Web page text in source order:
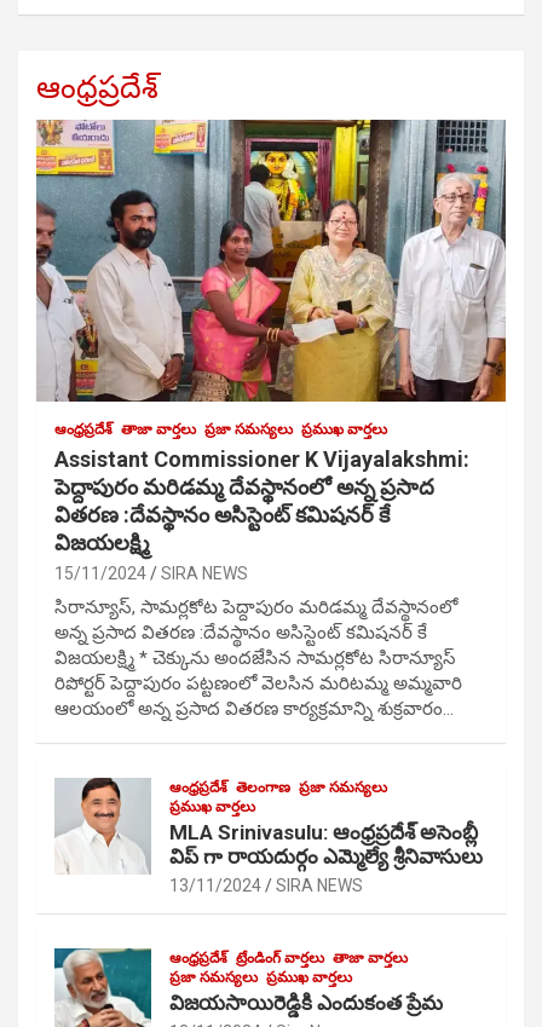
ఆంధ్రప్రదేశ్
ఆంధ్రప్రదేశ్ తాజా వార్తలు ప్రజా సమస్యలు ప్రముఖ వార్తలు
Assistant Commissioner K Vijayalakshmi:
పెద్దాపురం మరిడమ్మ దేవస్థానంలో అన్న ప్రసాద
వితరణ :దేవస్థానం అసిస్టెంట్ కమిషనర్ కే
విజయలక్ష్మి
15/11/2024 SIRA NEWS
సిరాన్యూస్, సామర్లకోట పెద్దాపురం మరిడమ్మ దేవస్థానంలో
అన్న ప్రసాద వితరణ :దేవస్థానం అసిస్టెంట్ కమిషనర్ కే
విజయలక్ష్మి * చెక్కును అందజేసిన సామర్లకోట సిరాన్యూస్
రిపోర్టర్ పెద్దాపురం పట్టణంలో వెలసిన మరిటమ్మ అమ్మవారి
ఆలయంలో అన్న ప్రసాద వితరణ కార్యక్రమాన్ని శుక్రవారం…
ఆంధ్రప్రదేశ్ తెలంగాణ ప్రజా సమస్యలు
ప్రముఖ వార్తలు
MLA Srinivasulu: ఆంధ్రప్రదేశ్ అసెంబ్లీ
విప్ గా రాయదుర్గం ఎమ్మెల్యే శ్రీనివాసులు
13/11/2024 SIRA NEWS
ఆంధ్రప్రదేశ్ ట్రేండింగ్ వార్తలు తాజా వార్తలు
ప్రజా సమస్యలు ప్రముఖ వార్తలు
విజయసాయిరెడ్డికి ఎందుకంత ప్రేమ